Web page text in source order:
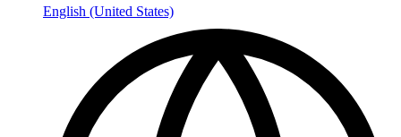
English (United States)